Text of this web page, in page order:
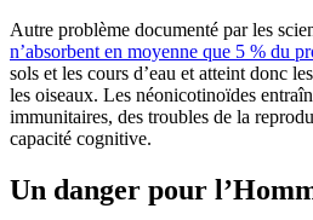
Autre problème documenté par les
n’absorbent en moyenne que 5 % du
sols et les cours d’eau et atteint donc
les oiseaux. Les néonicotinoïdes
immunitaires, des troubles de la
capacité cognitive.
Un danger pour